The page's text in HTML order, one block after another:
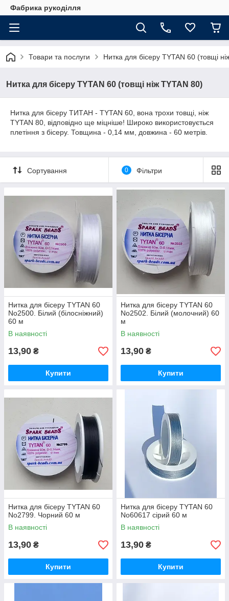
Фабрика рукоділля
Товари та послуги Нитка для бісеру ТYTAN 60 (товщі
Нитка для бісеру ТYTAN 60 (товщі ніж ТYTAN 80)
Нитка для бісеру ТИТАН - ТYTAN 60, вона трохи товщі, ніж
ТYTAN 80, відповідно ще міцніше! Широко використовується
плетіння з бісеру. Товщина - 0,14 мм, довжина - 60 метрів.
Сортування 0 Фільтри
Нитка для бісеру TYTAN 60
No2500. Білий (білосніжний)
60 м
В наявності
13,90 ₴
Купити
Нитка для бісеру TYTAN 60
No2502. Білий (молочний) 60
м
В наявності
13,90 ₴
Купити
Нитка для бісеру TYTAN 60
No2799. Чорний 60 м
В наявності
13,90 ₴
Купити
Нитка для бісеру TYTAN 60
No60617 сірий 60 м
В наявності
13,90 ₴
Купити